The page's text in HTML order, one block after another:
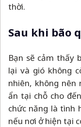
thời.
Sau khi bão
Bạn sẽ cảm thấy
lại và gió không
nhiên, không
ẩn tại chỗ cho
chức năng là tình
nếu nơi ở hiện tại